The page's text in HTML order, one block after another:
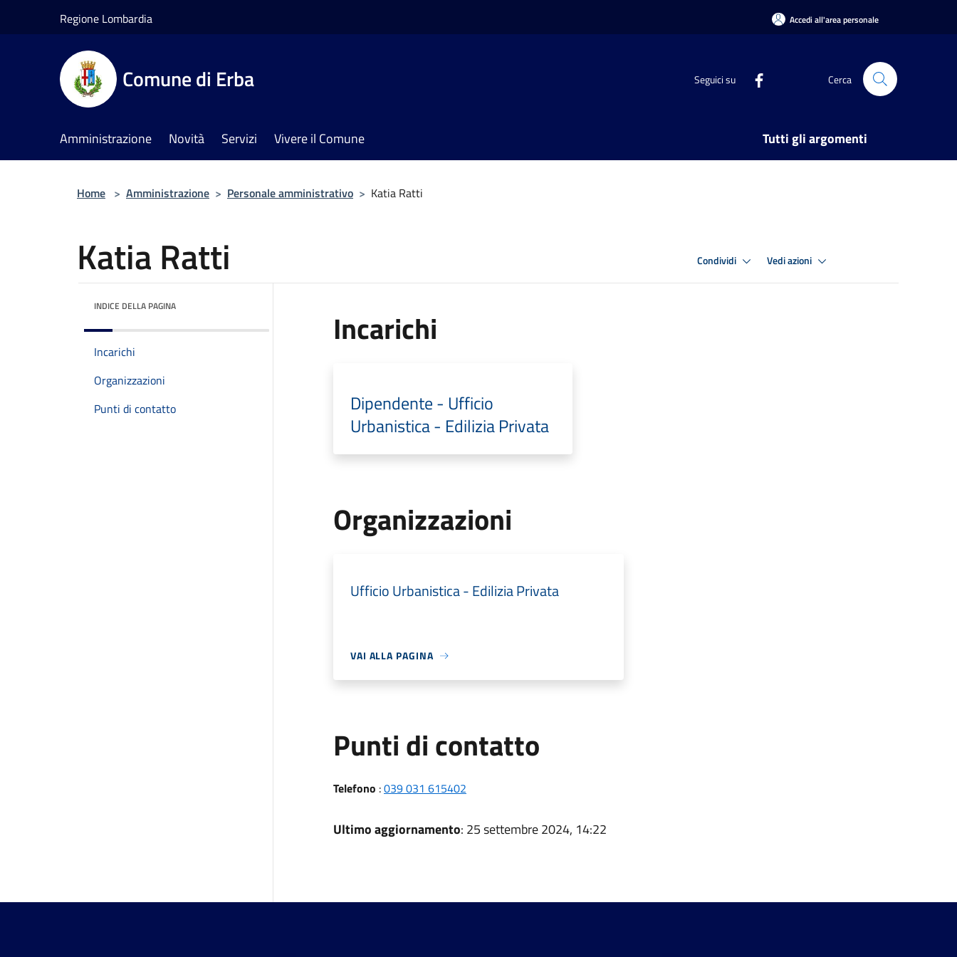
Regione Lombardia Accedi all'area personale
Comune di Erba Seguici su Cerca
Amministrazione Novità Servizi Vivere il Comune Tutti gli argomenti
Home > Amministrazione > Personale amministrativo > Katia Ratti
Katia Ratti Condividi Vedi azioni
INDICE DELLA PAGINA
Incarichi
Organizzazioni
Punti di contatto
Incarichi
Dipendente - Ufficio
Urbanistica - Edilizia Privata
Organizzazioni
Ufficio Urbanistica - Edilizia Privata
VAI ALLA PAGINA
Punti di contatto
Telefono :039 031 615402
Ultimo aggiornamento: 25 settembre 2024, 14:22